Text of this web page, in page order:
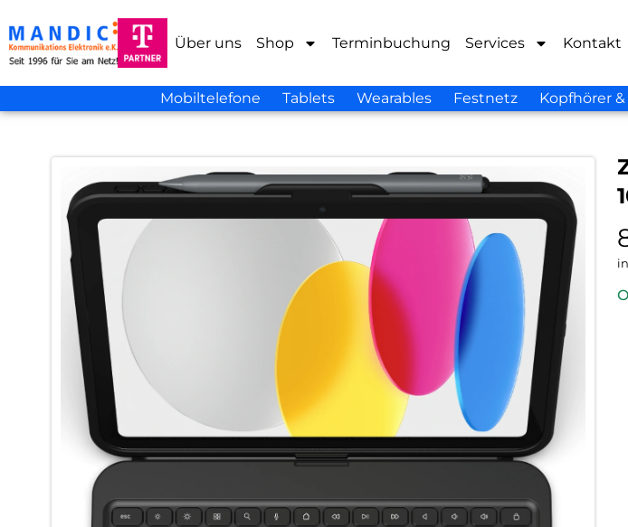
Über uns Shop Terminbuchung Services Kontakt
Mobiltelefone Tablets Wearables Festnetz Kopfhörer